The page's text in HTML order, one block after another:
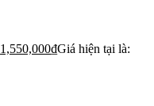
1,550,000₫Giá hiện tại là: